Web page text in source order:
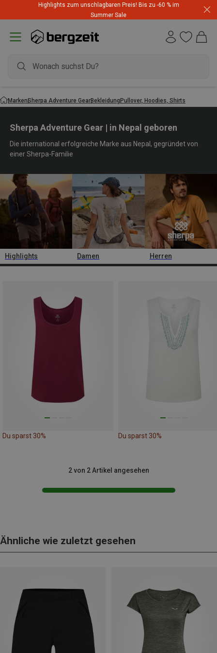
Highlights zum unschlagbaren Preis! Bis zu -60 % im
Summer Sale
MarkenSherpa Adventure GearBekleidungPullover, Hoodies, Shirts
Sherpa Adventure Gear | in Nepal geboren
Die international erfolgreiche Marke aus Nepal, gegründet von
einer Sherpa-Familie
Highlights Damen Herren
Du sparst 30% Du sparst 30%
2 von 2 Artikel angesehen
Ähnliche wie zuletzt gesehen